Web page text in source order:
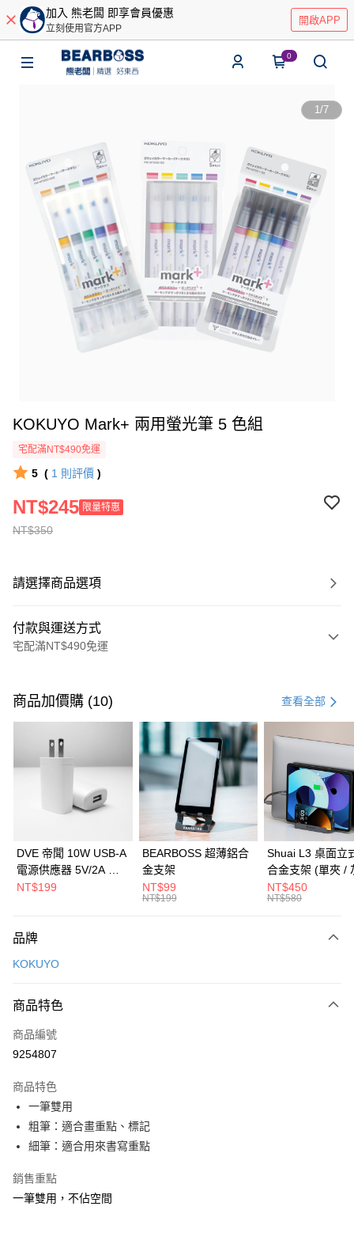
加入 熊老闆 即享會員優惠
立刻使用官方APP
開啟APP
0
1/7
KOKUYO Mark+ 兩用螢光筆 5 色組
宅配滿NT$490免運
5 ( 1 則評價 )
NT$350
NT$245 限量特惠
請選擇商品選項
付款與運送方式
宅配滿NT$490免運
信用卡一次付款
3 期 0 利率 每期 NT$116
第一商業銀行
華南商業銀行
彰化商業銀行
上海商業儲蓄銀行
台北富邦商業銀行
兆豐國際商業銀行
臺灣中小企業銀行
台中商業銀行
匯豐（台灣）商業銀行
華泰商業銀行
聯邦商業銀行
元大商業銀行
台灣樂天信用卡公司
NT$58 21家銀行
合作金庫商業銀行
第一商業銀行
彰化商業銀行
台北富邦商業銀行
國泰世華商業銀行
兆豐國際商業銀行
臺灣中小企業銀行
匯豐（台灣）商業銀行
玉山商業銀行
台灣樂天信用卡公司
街口支付
悠遊付
相關說明
1.本服務由台灣大哥大提供，台灣大哥大用戶可立即使用無須另外申請。
2.付款方式選擇「大哥付你分期」，訂單成立後會自動跳轉到大哥付的交易
3.實際核准額度、可分期數及費用金額請依後續交易確認頁面所載為準。
4.訂單成立30分鐘內，如未前往確認交易或遇審核未通過，訂單將自動取
消。如遇「轉專審核」未通過狀況，表示未達大哥付你分期系統評分，恕無
法說明評估內容。
【繳款方式說明】
醒簡訊。
2.透過簡訊連結打開帳單後，可選擇「超商條碼／台灣大直營門市／銀行轉
帳／街口支付／iPASS MONEY」等通路繳費。
ATM付款
貨到付款
運送方式
7-11取貨(快速到店)
每筆NT$100，滿NT$1,000(含以上)免運費
宅配物流
每筆NT$80，滿NT$490(含以上)免運費
商品加價購 (10) 查看全部
DVE 帝聞 10W USB-A
電源供應器 5V/2A 充
電頭 (適用閱讀器、小
NT$199
BEARBOSS 超薄鋁合
金支架
NT$99
NT$199
Shuai L3 桌面立
合金支架 (單夾 /
NT$450
NT$580
品牌
KOKUYO
商品特色
商品編號
9254807
商品特色
一筆雙用
粗筆：適合畫重點、標記
細筆：適合用來書寫重點
銷售重點
一筆雙用，不佔空間